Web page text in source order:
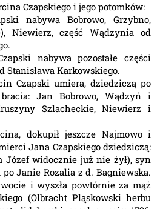
Czapskiego i jego potomków:
nabywa Bobrowo, Grzybno,
Niewierz, część Wądzynia od
nabywa pozostałe części
Stanisława Karkowskiego.
Czapski umiera, dziedziczą po
Jan Bobrowo, Wądzyń i
Szlacheckie, Niewierz i
dokupił jeszcze Najmowo i
Jana Czapskiego dziedziczą:
Józef widocznie już nie żył), syn
Janie Rozalia z d. Bagniewska.
i wyszła powtórnie za mąż
(Olbracht Pląskowski herbu